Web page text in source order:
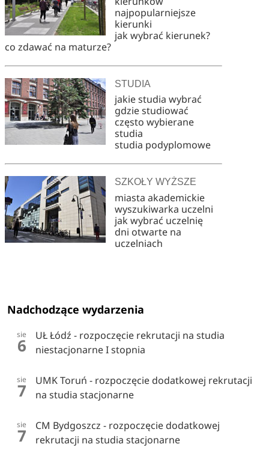
najpopularniejsze
kierunki
jak wybrać kierunek?
co zdawać na maturze?
STUDIA
jakie studia wybrać
gdzie studiować
często wybierane
studia
studia podyplomowe
SZKOŁY WYŻSZE
miasta akademickie
wyszukiwarka uczelni
jak wybrać uczelnię
dni otwarte na
uczelniach
Nadchodzące wydarzenia
sie
6
UŁ Łódź - rozpoczęcie rekrutacji na studia
niestacjonarne I stopnia
sie
7
UMK Toruń - rozpoczęcie dodatkowej rekrutacji
na studia stacjonarne
sie
7
CM Bydgoszcz - rozpoczęcie dodatkowej
rekrutacji na studia stacjonarne